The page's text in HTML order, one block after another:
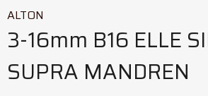
ALTON
3-16mm B16 ELLE
SUPRA MANDREN